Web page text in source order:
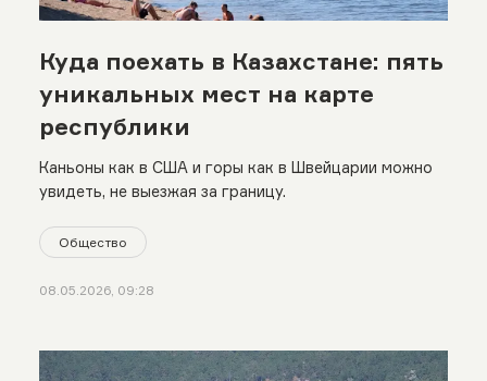
Куда поехать в Казахстане: пять
уникальных мест на карте
республики
Каньоны как в США и горы как в Швейцарии можно
увидеть, не выезжая за границу.
Общество
08.05.2026, 09:28